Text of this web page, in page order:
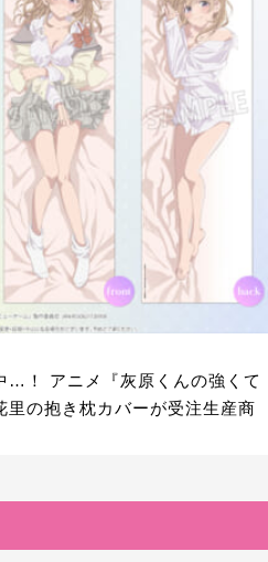
…！ アニメ『灰原くんの強くて
の抱き枕カバーが受注生産商